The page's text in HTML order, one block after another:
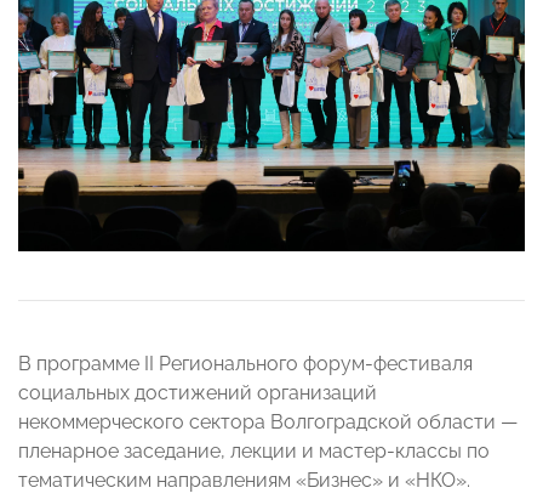
В программе II Регионального форум-фестиваля
социальных достижений организаций
некоммерческого сектора Волгоградской области —
пленарное заседание, лекции и мастер-классы по
тематическим направлениям «Бизнес» и «НКО».